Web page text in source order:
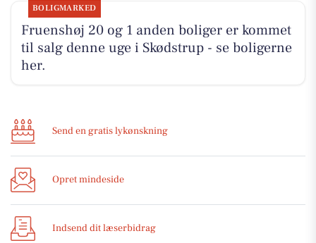
BOLIGMARKED
Fruenshøj 20 og 1 anden boliger er kommet
til salg denne uge i Skødstrup - se boligerne
her.
Send en gratis lykønskning
Opret mindeside
Indsend dit læserbidrag